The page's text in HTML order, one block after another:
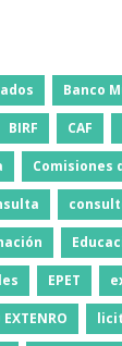
Banco
BIRF CAF
Comisiones
EPET